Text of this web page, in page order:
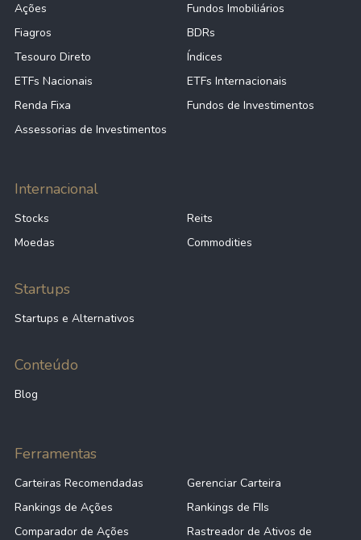
Ações
Fundos Imobiliários
Fiagros
BDRs
Tesouro Direto
Índices
ETFs Nacionais
ETFs Internacionais
Renda Fixa
Fundos de Investimentos
Assessorias de Investimentos
Internacional
Stocks
Reits
Moedas
Commodities
Startups
Startups e Alternativos
Conteúdo
Blog
Ferramentas
Carteiras Recomendadas
Gerenciar Carteira
Rankings de Ações
Rankings de FIIs
Comparador de Ações
Rastreador de Ativos de